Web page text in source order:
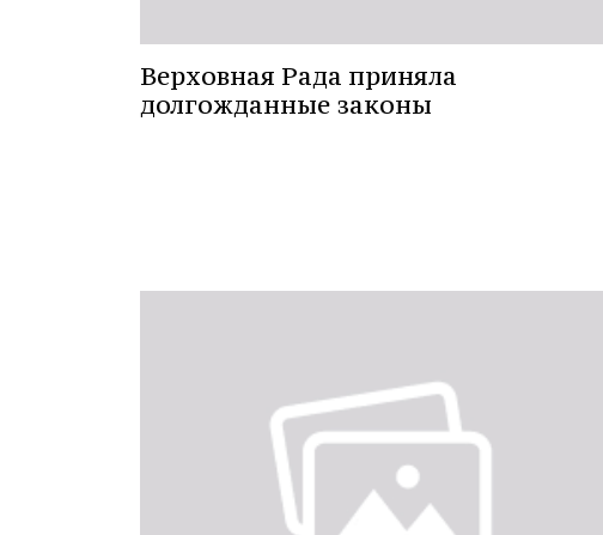
Верховная Рада приняла
долгожданные законы